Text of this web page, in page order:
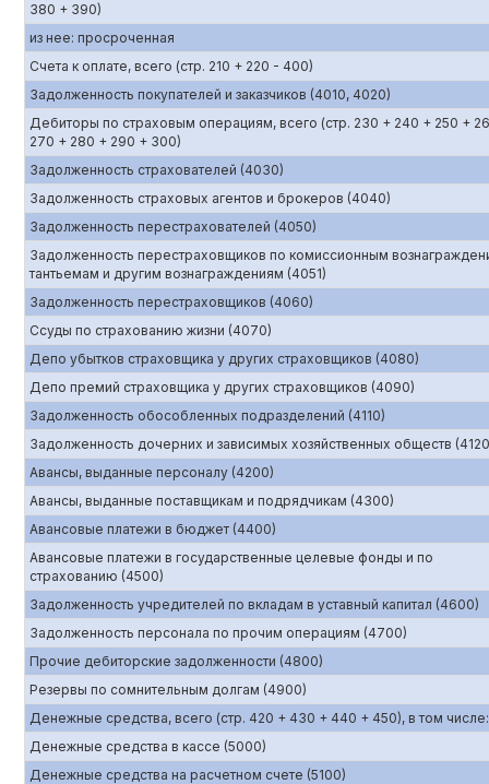
380 + 390)
из нее: просроченная
Счета к оплате, всего (стр. 210 + 220 - 400)
Задолженность покупателей и заказчиков (4010, 4020)
Дебиторы по страховым операциям, всего (стр. 230 + 240 + 250 +
270 + 280 + 290 + 300)
Задолженность страхователей (4030)
Задолженность страховых агентов и брокеров (4040)
Задолженность перестрахователей (4050)
Задолженность перестраховщиков по комиссионным
тантьемам и другим вознаграждениям (4051)
Задолженность перестраховщиков (4060)
Ссуды по страхованию жизни (4070)
Депо убытков страховщика у других страховщиков (4080)
Депо премий страховщика у других страховщиков (4090)
Задолженность обособленных подразделений (4110)
Задолженность дочерних и зависимых хозяйственных обществ
Авансы, выданные персоналу (4200)
Авансы, выданные поставщикам и подрядчикам (4300)
Авансовые платежи в бюджет (4400)
Авансовые платежи в государственные целевые фонды и по
страхованию (4500)
Задолженность учредителей по вкладам в уставный капитал (4600)
Задолженность персонала по прочим операциям (4700)
Прочие дебиторские задолженности (4800)
Резервы по сомнительным долгам (4900)
Денежные средства, всего (стр. 420 + 430 + 440 + 450), в том числе:
Денежные средства в кассе (5000)
Денежные средства на расчетном счете (5100)